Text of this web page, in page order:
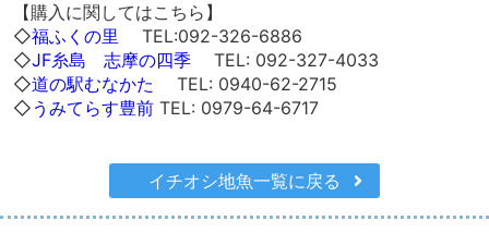
【購入に関してはこちら】
◇福ふくの里 TEL:092-326-6886
◇JF糸島 志摩の四季 TEL: 092-327-4033
◇道の駅むなかた TEL: 0940-62-2715
◇ うみてらす豊前 TEL: 0979-64-6717
イチオシ地魚一覧に戻る